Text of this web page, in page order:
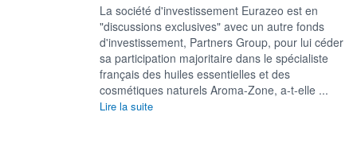
La société d'investissement Eurazeo est en
"discussions exclusives" avec un autre fonds
d'investissement, Partners Group, pour lui céder
sa participation majoritaire dans le spécialiste
français des huiles essentielles et des
cosmétiques naturels Aroma-Zone, a-t-elle ...
Lire la suite